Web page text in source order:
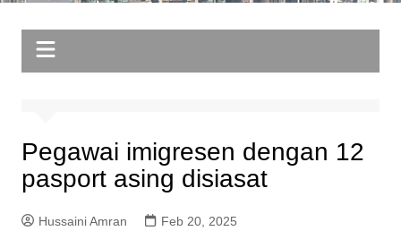
Pegawai imigresen dengan 12
pasport asing disiasat
Hussaini Amran
Feb 20, 2025